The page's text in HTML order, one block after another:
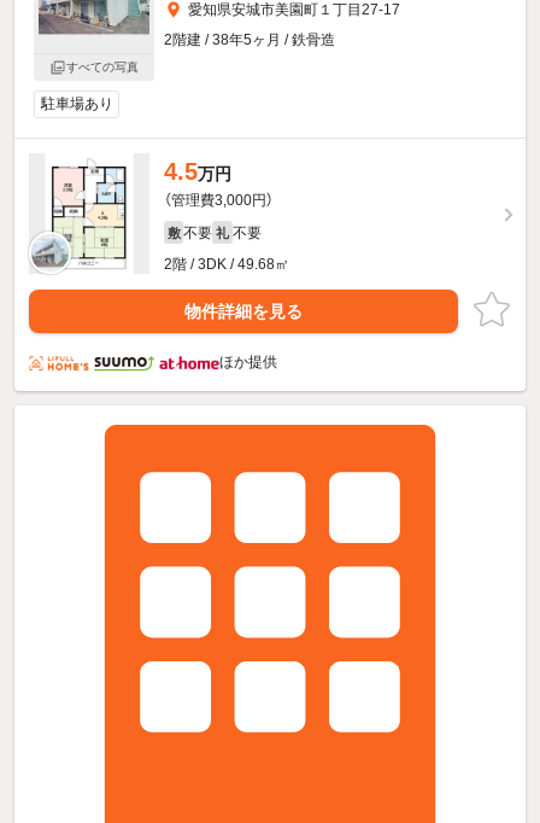
すべての写真
愛知県安城市美園町１丁目27-17
2階建 / 38年5ヶ月 / 鉄骨造
駐車場あり
4.5万円
（管理費3,000円）
敷 不要 礼 不要
2階 / 3DK / 49.68㎡
物件詳細を見る
ほか提供